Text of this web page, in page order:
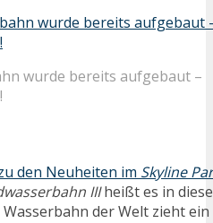
wurde bereits aufgebaut –
den Neuheiten im Skyline
IIIheißt es in
der Welt zieht